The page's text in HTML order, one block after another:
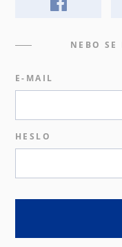
NEBO SE
E-MAIL
HESLO